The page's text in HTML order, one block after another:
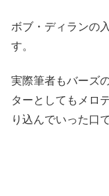
ボブ・ディランの
す。
実際筆者もバーズ
ターとしてもメロ
り込んでいった口で